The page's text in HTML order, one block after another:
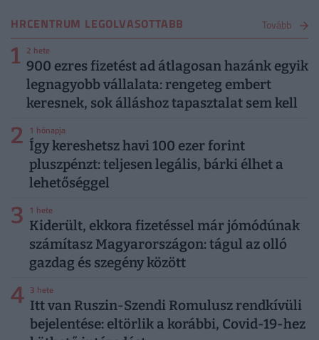
HRCENTRUM LEGOLVASOTTABB Tovább
1 2 hete
900 ezres fizetést ad átlagosan hazánk egyik
legnagyobb vállalata: rengeteg embert
keresnek, sok álláshoz tapasztalat sem kell
2 1 hónapja
Így kereshetsz havi 100 ezer forint
pluszpénzt: teljesen legális, bárki élhet a
lehetőséggel
3 1 hete
Kiderült, ekkora fizetéssel már jómódúnak
számítasz Magyarországon: tágul az olló
gazdag és szegény között
4 3 hete
Itt van Ruszin-Szendi Romulusz rendkívüli
bejelentése: eltörlik a korábbi, Covid-19-hez